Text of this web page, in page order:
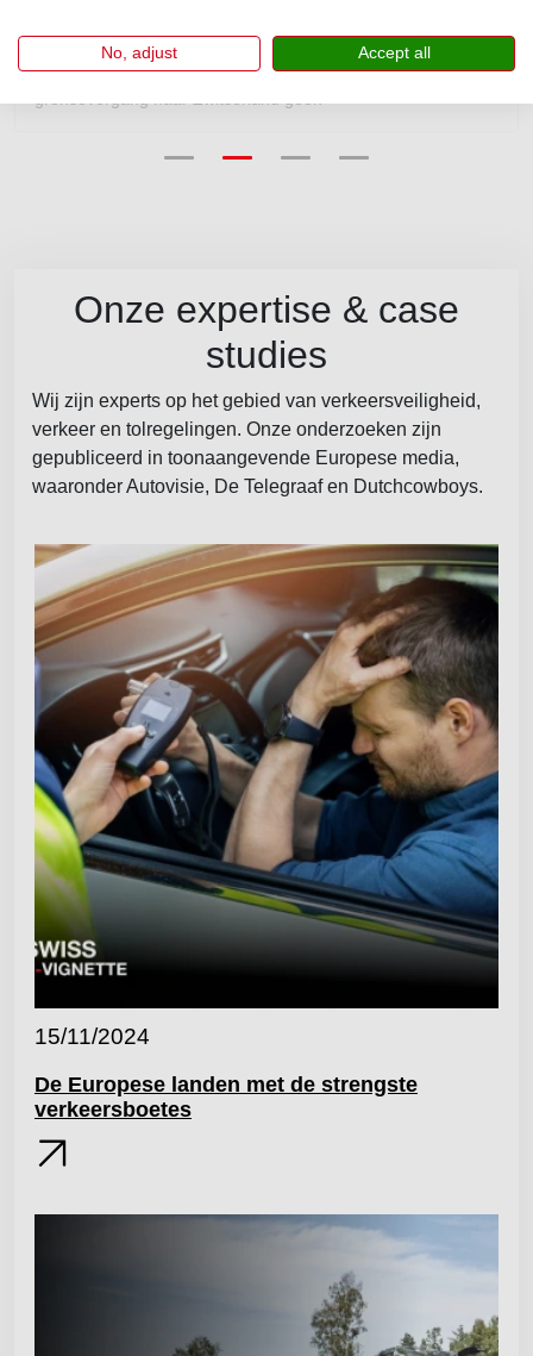
O.W. Folkers
heel simpel om het vignet aan te schaffen en bij en
Onze expertise & case
studies
Wij zijn experts op het gebied van verkeersveiligheid,
verkeer en tolregelingen. Onze onderzoeken zijn
gepubliceerd in toonaangevende Europese media,
waaronder Autovisie, De Telegraaf en Dutchcowboys.
15/11/2024
De Europese landen met de strengste
verkeersboetes
No, adjust Accept all